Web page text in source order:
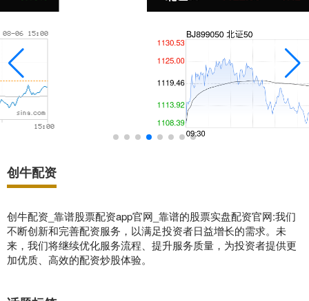
创牛配资
创牛配资_靠谱股票配资app官网_靠谱的股票实盘配资官网:我们
不断创新和完善配资服务，以满足投资者日益增长的需求。未
来，我们将继续优化服务流程、提升服务质量，为投资者提供更
加优质、高效的配资炒股体验。